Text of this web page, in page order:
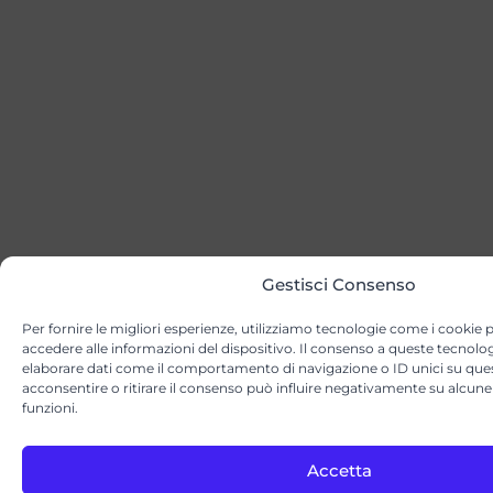
Gestisci Consenso
Per fornire le migliori esperienze, utilizziamo tecnologie come i cookie
accedere alle informazioni del dispositivo. Il consenso a queste
elaborare dati come il comportamento di navigazione o ID unici su
acconsentire o ritirare il consenso può influire negativamente su
funzioni.
Accetta